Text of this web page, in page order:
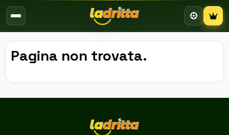
Pagina non trovata.